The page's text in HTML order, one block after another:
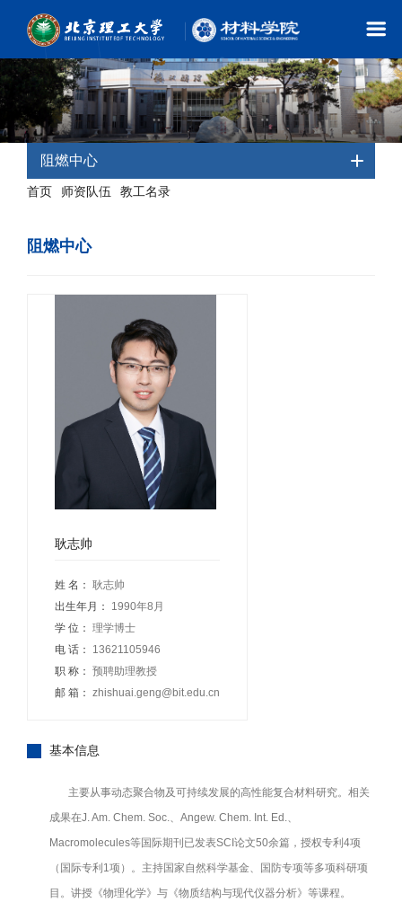
阻燃中心
首页 师资队伍 教工名录
阻燃中心
耿志帅
姓 名： 耿志帅
出生年月：
1990年8月
学 位： 理学博士
电 话：
13621105946
职 称： 预聘助理教授
邮 箱： zhishuai.geng@bit.edu.cn
基本信息
主要从事动态聚合物及可持续发展的高性能复合材料研究。相关
成果在J. Am. Chem. Soc.、Angew. Chem. Int. Ed.、
Macromolecules等国际期刊已发表SCI论文50余篇，授权专利4项
（国际专利1项）。主持国家自然科学基金、国防专项等多项科研项
目。讲授《物理化学》与《物质结构与现代仪器分析》等课程。